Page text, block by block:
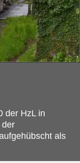
der HzL in
der
als